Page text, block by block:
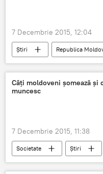
7 Decembrie 2015, 12:04
Știri Republica
reparații
cădere
decorații
Grozavu
Câţi moldoveni şomează şi
muncesc
7 Decembrie 2015, 11:38
Societate Știri
loc de muncă